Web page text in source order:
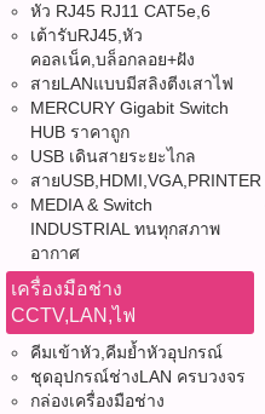
หัว RJ45 RJ11 CAT5e,6
เต้ารับRJ45,หัว
คอลเน็ค,บล็อกลอย+ฝัง
สายLANแบบมีสลิงตีงเสาไฟ
MERCURY Gigabit Switch
HUB ราคาถูก
USB เดินสายระยะไกล
สายUSB,HDMI,VGA,PRINTER
MEDIA & Switch
INDUSTRIAL ทนทุกสภาพ
อากาศ
เครื่องมือช่าง
CCTV,LAN,ไฟ
คีมเข้าหัว,คีมย้ำหัวอุปกรณ์
ชุดอุปกรณ์ช่างLAN ครบวงจร
กล่องเครื่องมือช่าง